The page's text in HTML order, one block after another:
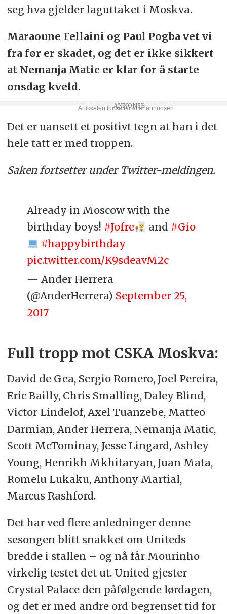
seg hva gjelder laguttaket i Moskva.
Maraoune Fellaini og Paul Pogba vet vi
fra før er skadet, og det er ikke sikkert
at Nemanja Matic er klar for å starte
onsdag kveld.
Det er uansett et positivt tegn at han i det
hele tatt er med troppen.
Saken fortsetter under Twitter-meldingen.
Already in Moscow with the
birthday boys! #Jofre and #Gio
#happybirthday
pic.twitter.com/K9sdeavM2c
— Ander Herrera
(@AnderHerrera) September 25,
2017
Full tropp mot CSKA Moskva:
David de Gea, Sergio Romero, Joel Pereira,
Eric Bailly, Chris Smalling, Daley Blind,
Victor Lindelof, Axel Tuanzebe, Matteo
Darmian, Ander Herrera, Nemanja Matic,
Scott McTominay, Jesse Lingard, Ashley
Young, Henrikh Mkhitaryan, Juan Mata,
Romelu Lukaku, Anthony Martial,
Marcus Rashford.
Det har ved flere anledninger denne
sesongen blitt snakket om Uniteds
bredde i stallen – og nå får Mourinho
virkelig testet det ut. United gjester
Crystal Palace den påfølgende lørdagen,
og det er med andre ord begrenset tid for